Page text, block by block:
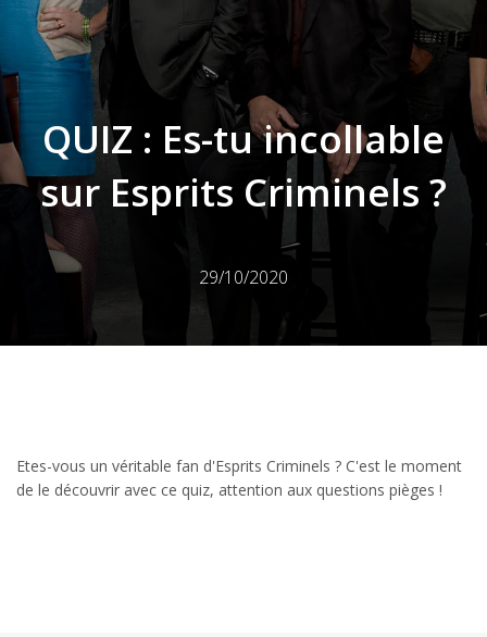
QUIZ : Es-tu incollable
sur Esprits Criminels ?
29/10/2020
Etes-vous un véritable fan d'Esprits Criminels ? C'est le moment
de le découvrir avec ce quiz, attention aux questions pièges !